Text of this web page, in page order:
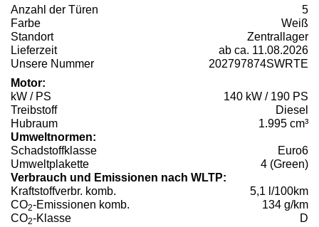
Anzahl der Türen
5
Farbe
Weiß
Standort
Zentrallager
Lieferzeit
ab ca. 11.08.2026
Unsere Nummer
202797874SWRTE
Motor:
kW / PS
140 kW / 190 PS
Treibstoff
Diesel
Hubraum
1.995 cm³
Umweltnormen:
Schadstoffklasse
Euro6
Umweltplakette
4 (Green)
Verbrauch und Emissionen nach WLTP:
Kraftstoffverbr. komb.
5,1 l/100km
CO2-Emissionen komb.
134 g/km
CO2-Klasse D